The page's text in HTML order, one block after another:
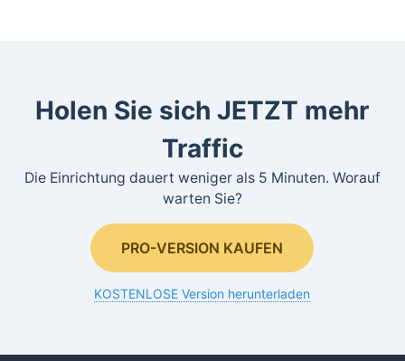
Holen Sie sich JETZT mehr
Traffic
Die Einrichtung dauert weniger als 5 Minuten. Worauf
warten Sie?
PRO-VERSION KAUFEN
KOSTENLOSE Version herunterladen